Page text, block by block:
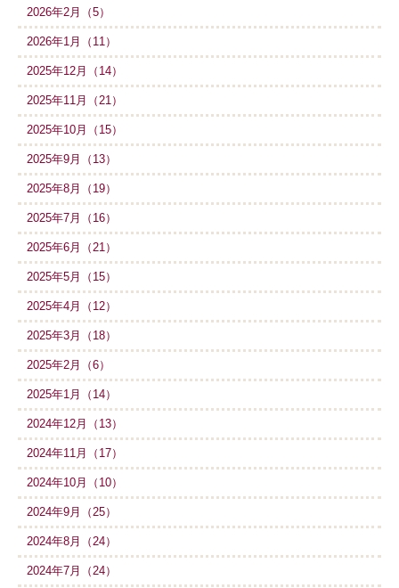
2026年2月（5）
2026年1月（11）
2025年12月（14）
2025年11月（21）
2025年10月（15）
2025年9月（13）
2025年8月（19）
2025年7月（16）
2025年6月（21）
2025年5月（15）
2025年4月（12）
2025年3月（18）
2025年2月（6）
2025年1月（14）
2024年12月（13）
2024年11月（17）
2024年10月（10）
2024年9月（25）
2024年8月（24）
2024年7月（24）